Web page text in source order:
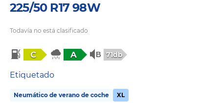
225/50 R17 98W
Todavía no está clasificado
C A 71db
Etiquetado
Neumático de verano de coche XL